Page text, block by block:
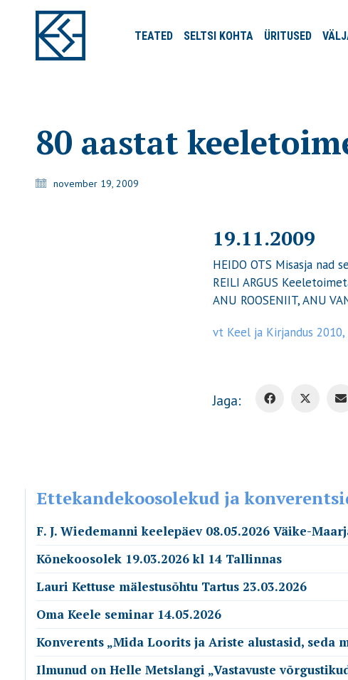
TEATED SELTSI KOHTA ÜRITUSED
80 aastat
november 19, 2009
19.11.2009
HEIDO OTS Misasja nad
REILI ARGUS
ANU ROOSENIIT, ANU
vt Keel ja Kirjandus
Jaga:
Ettekandekoosolekud ja
F. J. Wiedemanni keelepäev 08.05.2026 Väike-
Kõnekoosolek 19.03.2026 kl 14 Tallinnas
Lauri Kettuse mälestusõhtu Tartus 23.03.2026
Oma Keele seminar 14.05.2026
Konverents „Mida Loorits ja Ariste alustasid, seda
Ilmunud on Helle Metslangi „Vastavuste